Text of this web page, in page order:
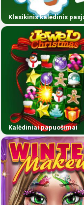
Klasikinis kalėdinis
Kalėdiniai papuošimai